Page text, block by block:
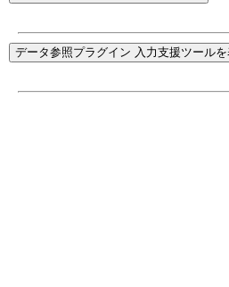
データ参照プラグイン 入力支援ツール